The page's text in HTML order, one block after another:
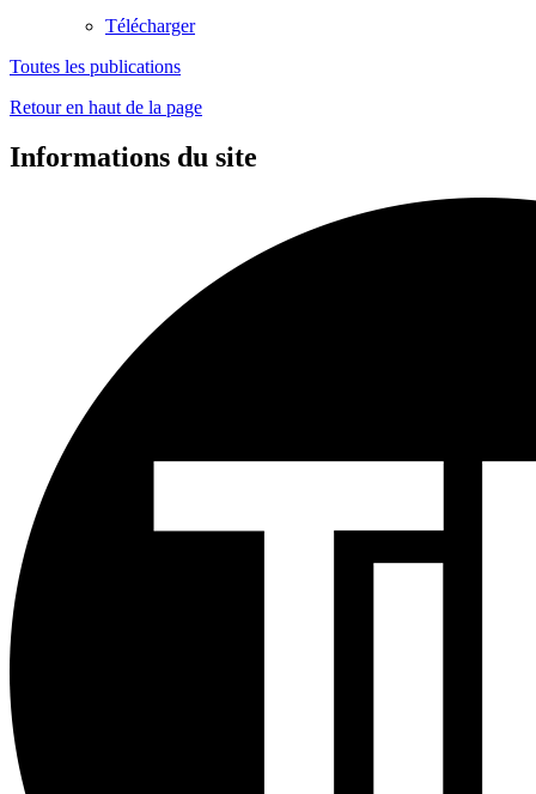
Télécharger
Toutes les publications
Retour en haut de la page
Informations du site